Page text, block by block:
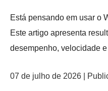
Está pensando em usar o
Este artigo apresenta
desempenho, velocidade
07 de julho de 2026 |